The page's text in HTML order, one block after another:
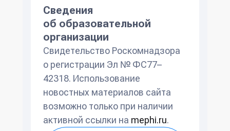
Сведения
об образовательной
организации
Свидетельство Роскомнадзора
о регистрации Эл № ФС77–
42318. Использование
новостных материалов сайта
возможно только при наличии
активной ссылки на mephi.ru.